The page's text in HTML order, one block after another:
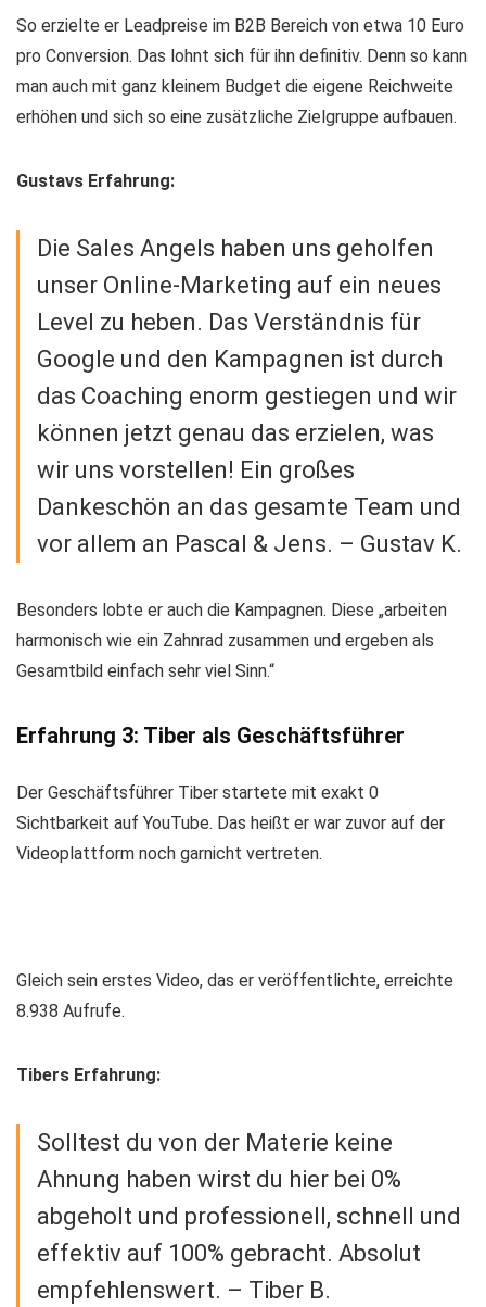
So erzielte er Leadpreise im B2B Bereich von etwa 10 Euro
pro Conversion. Das lohnt sich für ihn definitiv. Denn so kann
man auch mit ganz kleinem Budget die eigene Reichweite
erhöhen und sich so eine zusätzliche Zielgruppe aufbauen.
Gustavs Erfahrung:
Die Sales Angels haben uns geholfen
unser Online-Marketing auf ein neues
Level zu heben. Das Verständnis für
Google und den Kampagnen ist durch
das Coaching enorm gestiegen und wir
können jetzt genau das erzielen, was
wir uns vorstellen! Ein großes
Dankeschön an das gesamte Team und
vor allem an Pascal & Jens. – Gustav K.
Besonders lobte er auch die Kampagnen. Diese „arbeiten
harmonisch wie ein Zahnrad zusammen und ergeben als
Gesamtbild einfach sehr viel Sinn.“
Erfahrung 3: Tiber als Geschäftsführer
Der Geschäftsführer Tiber startete mit exakt 0
Sichtbarkeit auf YouTube. Das heißt er war zuvor auf der
Videoplattform noch garnicht vertreten.
Gleich sein erstes Video, das er veröffentlichte, erreichte
8.938 Aufrufe.
Tibers Erfahrung:
Solltest du von der Materie keine
Ahnung haben wirst du hier bei 0%
abgeholt und professionell, schnell und
effektiv auf 100% gebracht. Absolut
empfehlenswert. – Tiber B.